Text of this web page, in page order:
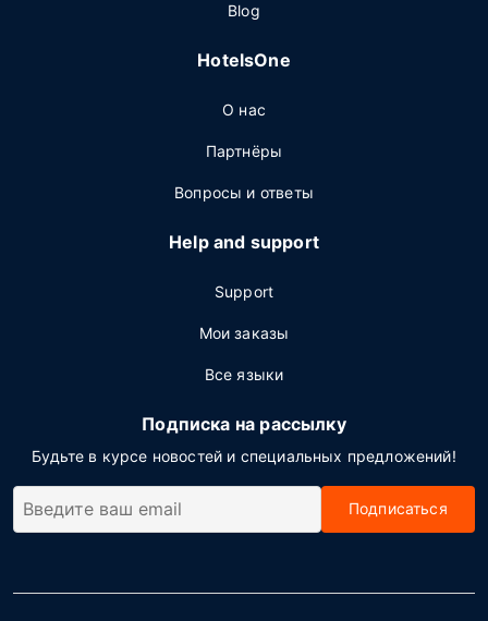
Blog
HotelsOne
О нас
Партнёры
Вопросы и ответы
Help and support
Support
Мои заказы
Все языки
Подписка на рассылку
Будьте в курсе новостей и специальных предложений!
Подписаться